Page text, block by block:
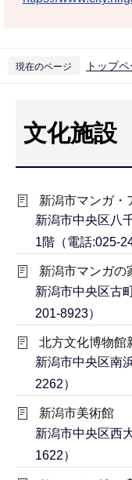
現在のページ トップ
文化施設
新潟市マンガ・
新潟市中央区
1階（電話:025-
新潟市マンガの
新潟市中央区古
201-8923）
北方文化博物館
新潟市中央区南
2262）
新潟市美術館
新潟市中央区西
1622）